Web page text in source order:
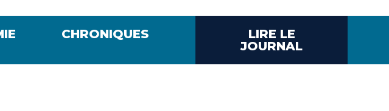
CHRONIQUES
LIRE LE
JOURNAL